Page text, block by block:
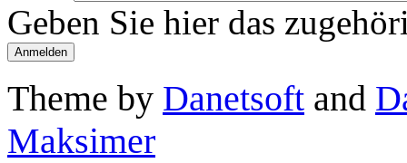
Geben Sie hier das
Theme by Danetsoft and
Maksimer